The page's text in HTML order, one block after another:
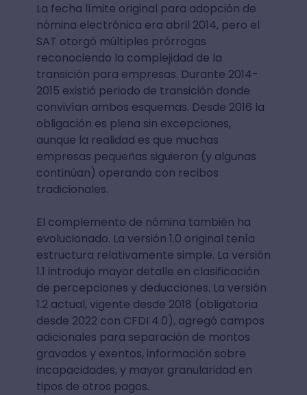
La fecha límite original para adopción de
nómina electrónica era abril 2014, pero el
SAT otorgó múltiples prórrogas
reconociendo la complejidad de la
transición para empresas. Durante 2014-
2015 existió periodo de transición donde
convivían ambos esquemas. Desde 2016 la
obligación es plena sin excepciones,
aunque la realidad es que muchas
empresas pequeñas siguieron (y algunas
continúan) operando con recibos
tradicionales.
El complemento de nómina también ha
evolucionado. La versión 1.0 original tenía
estructura relativamente simple. La versión
1.1 introdujo mayor detalle en clasificación
de percepciones y deducciones. La versión
1.2 actual, vigente desde 2018 (obligatoria
desde 2022 con CFDI 4.0), agregó campos
adicionales para separación de montos
gravados y exentos, información sobre
incapacidades, y mayor granularidad en
tipos de otros pagos.